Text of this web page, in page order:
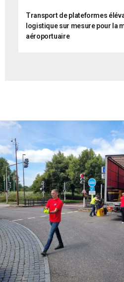
Transport de plateformes
logistique sur mesure pour la
aéroportuaire